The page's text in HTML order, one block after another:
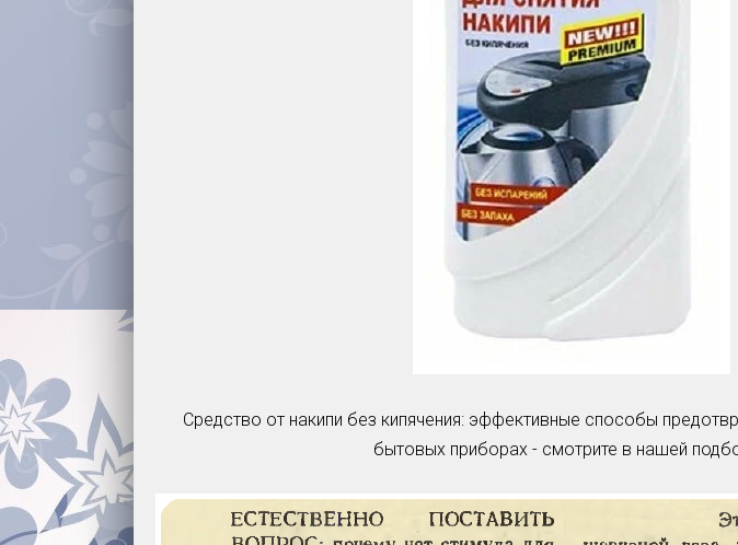
Средство от накипи без кипячения: эффективные способы
бытовых приборах - смотрите в нашей